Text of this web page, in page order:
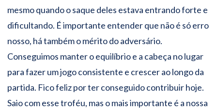
mesmo quando o saque deles estava entrando forte e
dificultando. É importante entender que não é só erro
nosso, há também o mérito do adversário.
Conseguimos manter o equilíbrio e a cabeça no lugar
para fazer um jogo consistente e crescer ao longo da
partida. Fico feliz por ter conseguido contribuir hoje.
Saio com esse troféu, mas o mais importante é a nossa